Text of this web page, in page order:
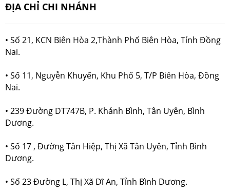
ĐỊA CHỈ CHI NHÁNH
• Số 21, KCN Biên Hòa 2,Thành Phố Biên Hòa, Tỉnh Đồng
Nai.
• Số 11, Nguyễn Khuyến, Khu Phố 5, T/P Biên Hòa, Đồng
Nai.
• 239 Đường DT747B, P. Khánh Bình, Tân Uyên, Bình
Dương.
• Số 17 , Đường Tân Hiệp, Thị Xã Tân Uyên, Tỉnh Bình
Dương.
• Số 23 Đường L, Thị Xã Dĩ An, Tỉnh Bình Dương.